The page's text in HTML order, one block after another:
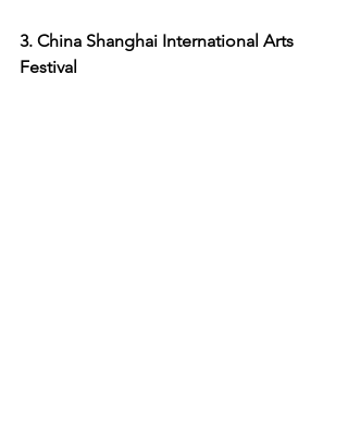
3. China Shanghai International Arts
Festival